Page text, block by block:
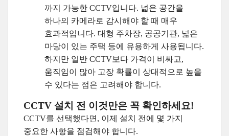
까지 가능한 CCTV입니다. 넓은 공간을
하나의 카메라로 감시해야 할 때 매우
효과적입니다. 대형 주차장, 공공기관, 넓은
마당이 있는 주택 등에 유용하게 사용됩니다.
하지만 일반 CCTV보다 가격이 비싸고,
움직임이 많아 고장 확률이 상대적으로 높을
수 있다는 점은 고려해야 합니다.
CCTV 설치 전 이것만은 꼭 확인하세요!
CCTV를 선택했다면, 이제 설치 전에 몇 가지
중요한 사항을 점검해야 합니다.